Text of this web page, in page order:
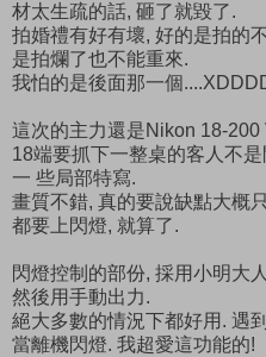
材太生疏的話, 砸了就毀了.
拍婚禮有好有壞, 好的是拍的
是拍爛了也不能重來.
我怕的是後面那一個
這次的主力還是Nikon 18-
18端要抓下一整桌的客人不
一 些局部特寫.
畫質不錯, 真的要說缺點大概
都要上閃燈, 就算了.
閃燈控制的部份, 採用小明大
然後用手動出力.
絕大多數的情況下都好用. 遇
當離機閃燈. 我超愛這功能的!